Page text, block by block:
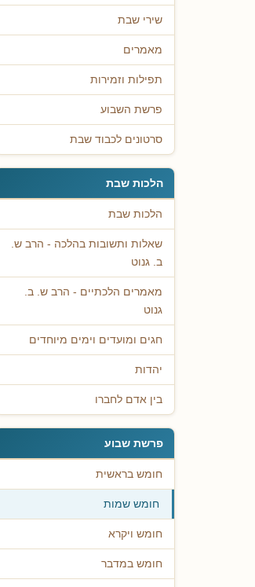
שירי שבת
מאמרים
תפילות וזמירות
פרשת השבוע
סרטונים לכבוד שבת
הלכות שבת
הלכות שבת
שאלות ותשובות בהלכה - הרב ש.
ב. גנוט
מאמרים הלכתיים - הרב ש. ב.
גנוט
חגים ומועדים וימים מיוחדים
יהדות
בין אדם לחברו
פרשת שבוע
חומש בראשית
חומש שמות
חומש ויקרא
חומש במדבר